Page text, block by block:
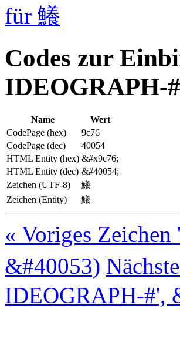
für 鱶
Codes zur
IDEOGRAPH-#
Name
Wert
CodePage (hex)
9c76
CodePage (dec)
40054
HTML Entity (hex) &#x9c76;
HTML Entity (dec) &#40054;
Zeichen (UTF-8)
鱶
Zeichen (Entity)
鱶
« Voriges
&#40053)
IDEOGRAPH-#',